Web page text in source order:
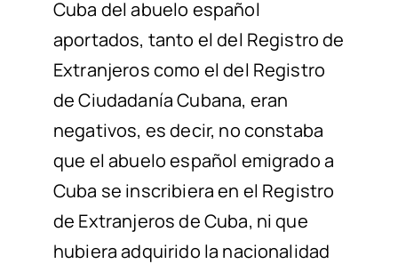
Cuba del abuelo español
aportados, tanto el del Registro de
Extranjeroscomo el del Registro
deCiudadaníaCubana, eran
negativos, es decir, no constaba
que el abuelo español emigrado a
Cuba se inscribiera en el Registro
de Extranjeros de Cuba, ni que
hubiera adquirido la nacionalidad